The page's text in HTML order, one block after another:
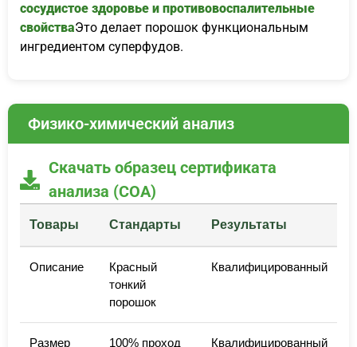
сосудистое здоровье и противовоспалительные
свойстваЭто делает порошок функциональным
ингредиентом суперфудов.
Физико-химический анализ
Скачать образец сертификата
анализа (COA)
Товары Стандарты Результаты
Описание
Красный
тонкий
порошок
Квалифицированный
Размер 100% проход Квалифицированный